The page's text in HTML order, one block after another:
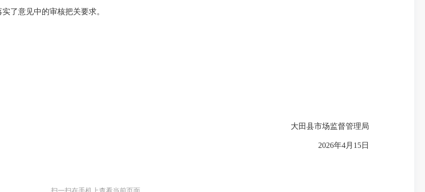
意见中的审核把关要求。
大田县市场监督管理局
2026年4月15日